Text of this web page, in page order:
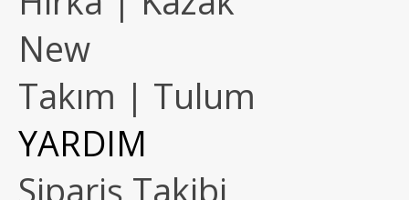
New
Takım | Tulum
YARDIM
Sipariş Takibi